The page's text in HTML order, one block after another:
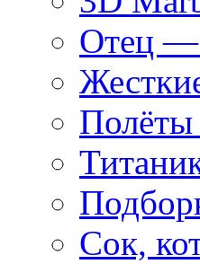
Отец —
Полёты
Сок,